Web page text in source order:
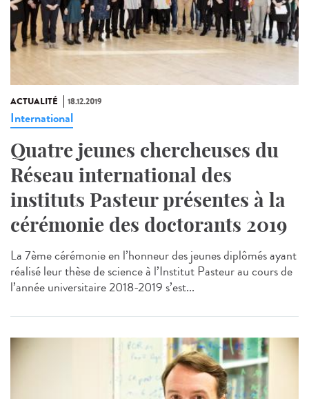
ACTUALITÉ 18.12.2019
International
Quatre jeunes chercheuses du
Réseau international des
instituts Pasteur présentes à la
cérémonie des doctorants 2019
La 7ème cérémonie en l’honneur des jeunes diplômés ayant
réalisé leur thèse de science à l’Institut Pasteur au cours de
l’année universitaire 2018-2019 s’est...